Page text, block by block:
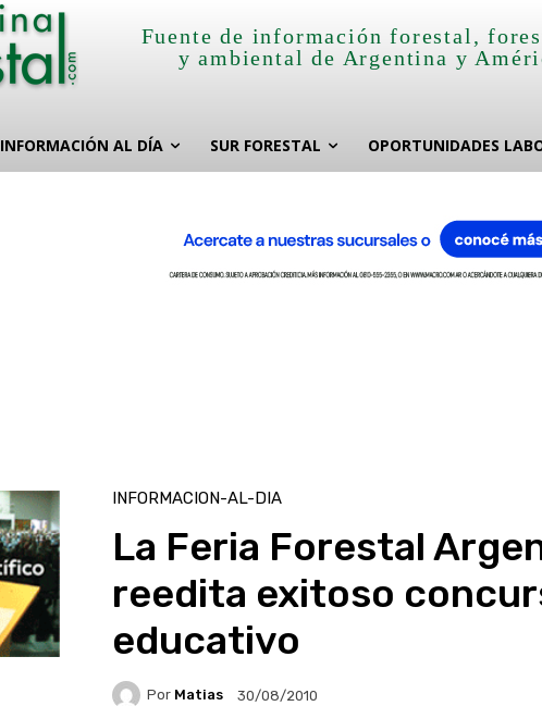
Fuente de información forestal,
y ambiental de Argentina y
INFORMACIÓN AL DÍA SUR FORESTAL OPORTUNIDADES
INFORMACION-AL-DIA
La Feria Forestal
reedita exitoso
educativo
Por Matias 30/08/2010